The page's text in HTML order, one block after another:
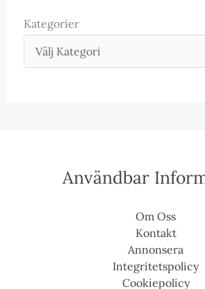
Kategorier
Användbar
Om Oss
Kontakt
Annonsera
Integritetspolicy
Cookiepolicy